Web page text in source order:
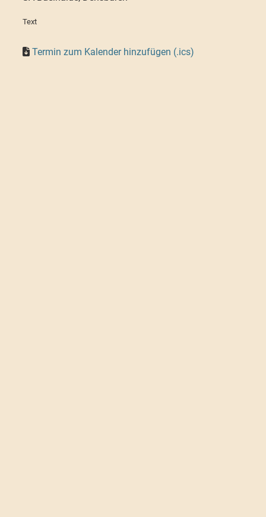
Text
Termin zum Kalender hinzufügen (.ics)